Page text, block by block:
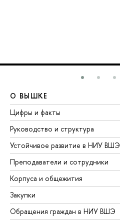
О ВЫШКЕ
Цифры и факты
Руководство и структура
Устойчивое развитие в НИУ ВШЭ
Преподаватели и сотрудники
Корпуса и общежития
Закупки
Обращения граждан в НИУ ВШЭ